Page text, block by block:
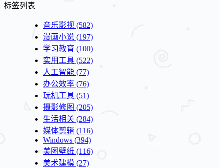
标签列表
音乐影视 (582)
漫画小说 (197)
学习教育 (100)
实用工具 (522)
人工智能 (77)
办公效率 (76)
玩机工具 (51)
摄影修图 (205)
生活相关 (284)
媒体剪辑 (116)
Windows (394)
美图壁纸 (116)
美术建模 (27)